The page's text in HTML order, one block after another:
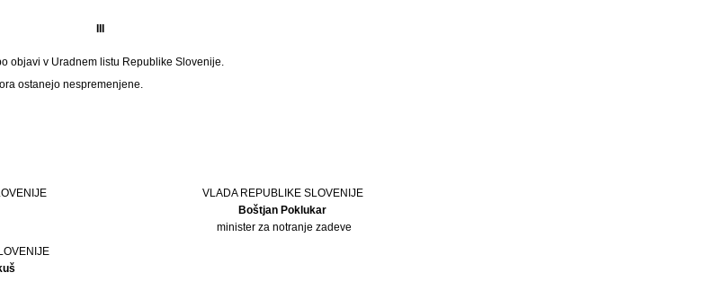
objavi v Uradnem listu Republike Slovenije.
ostanejo nespremenjene.
VLADA REPUBLIKE SLOVENIJE
Boštjan Poklukar
minister za notranje zadeve